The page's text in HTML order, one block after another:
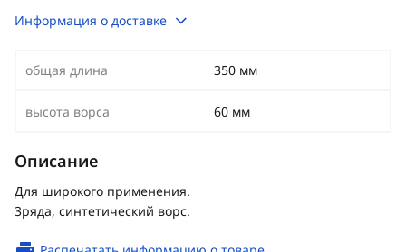
Информация о доставке
общая длина 350 мм
высота ворса 60 мм
Описание
Для широкого применения.
3ряда, синтетический ворс.